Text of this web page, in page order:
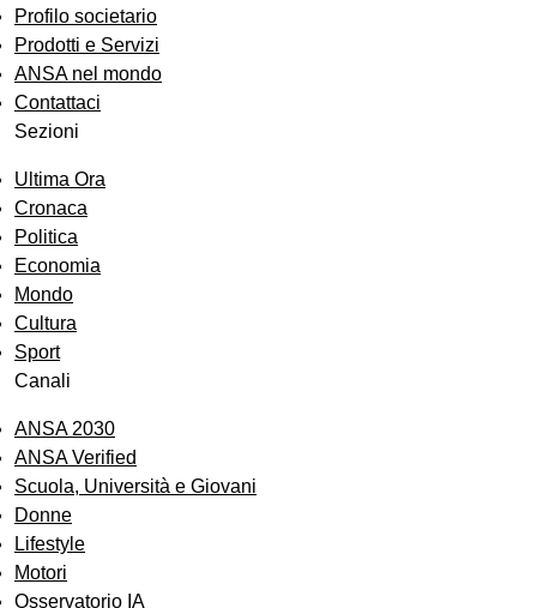
Profilo societario
Prodotti e Servizi
ANSA nel mondo
Contattaci
Sezioni
Ultima Ora
Cronaca
Politica
Economia
Mondo
Cultura
Sport
Canali
ANSA 2030
ANSA Verified
Scuola, Università e Giovani
Donne
Lifestyle
Motori
Osservatorio IA